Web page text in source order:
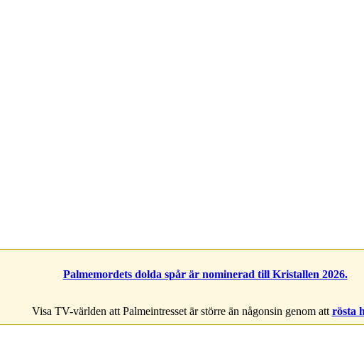
Palmemordets dolda spår är nominerad till Kristallen 2026.
Visa TV-världen att Palmeintresset är större än någonsin genom att rösta